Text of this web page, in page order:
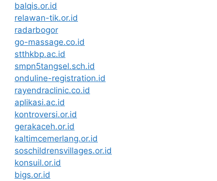
balqis.or.id
relawan-tik.or.id
radarbogor
go-massage.co.id
stthkbp.ac.id
smpn5tangsel.sch.id
onduline-registration.id
rayendraclinic.co.id
aplikasi.ac.id
kontroversi.or.id
gerakaceh.or.id
kaltimcemerlang.or.id
soschildrensvillages.or.id
konsuil.or.id
bigs.or.id